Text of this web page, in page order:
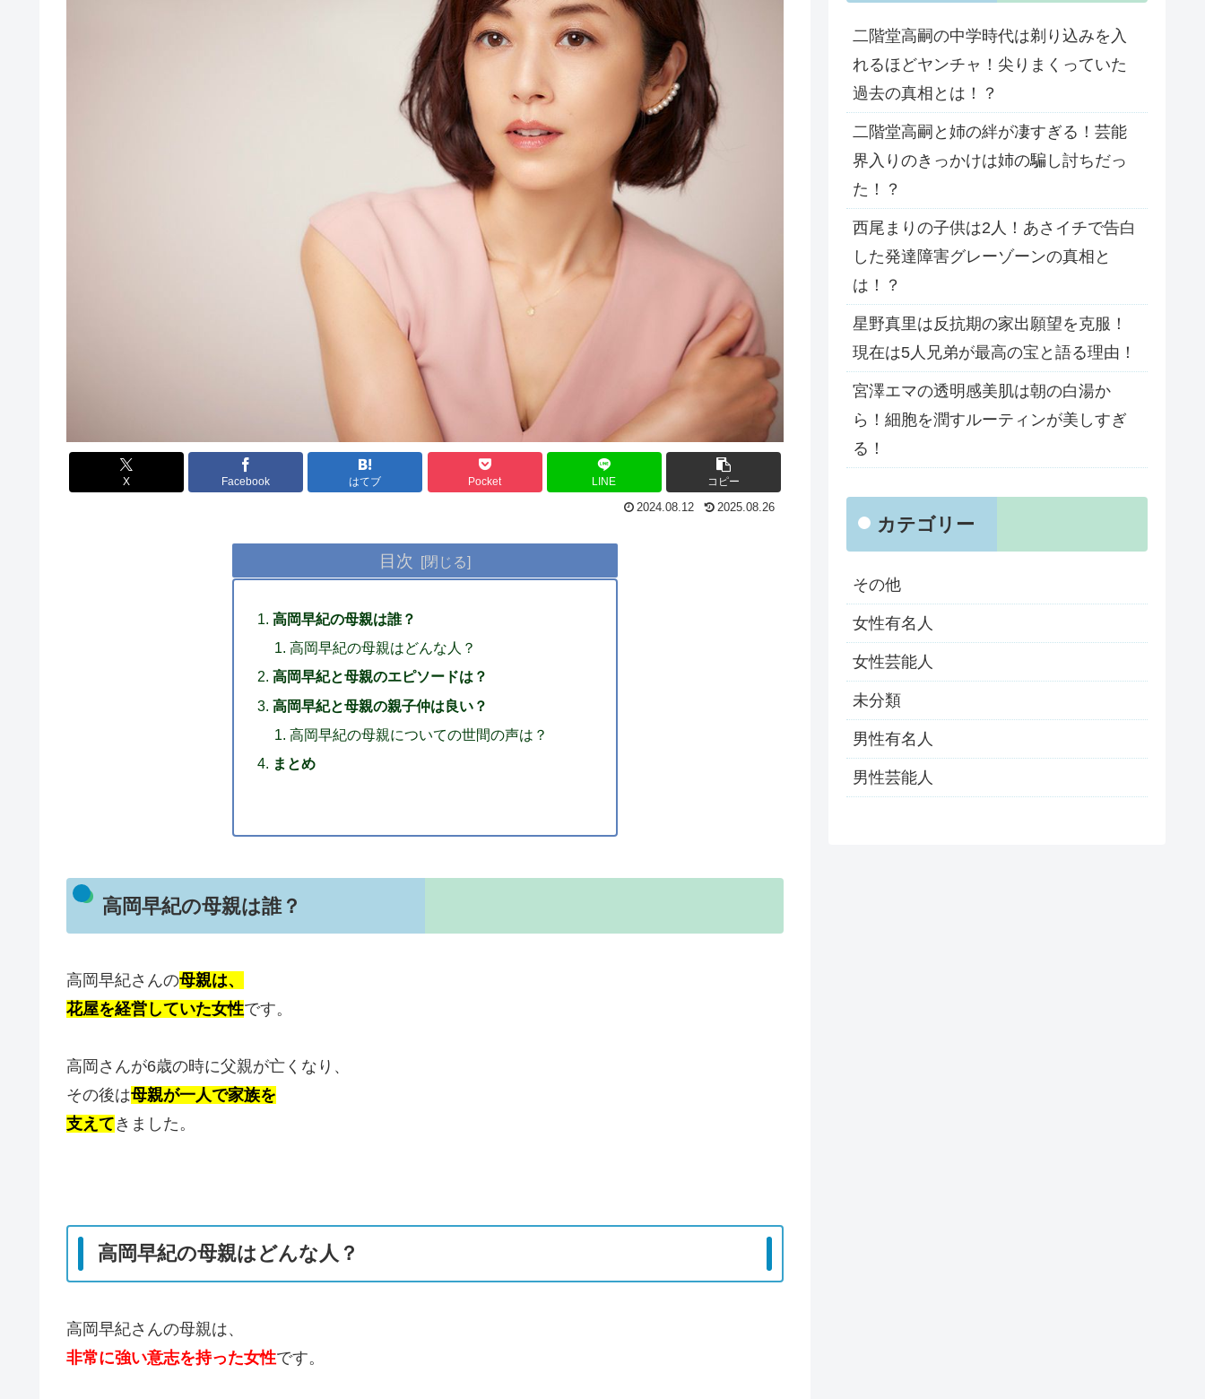
X Facebook はてブ Pocket LINE コピー
2024.08.12 2025.08.26
目次
高岡早紀の母親は誰？
高岡早紀の母親はどんな人？
高岡早紀と母親のエピソードは？
高岡早紀と母親の親子仲は良い？
高岡早紀の母親についての世間の声は？
まとめ
高岡早紀の母親は誰？
高岡早紀さんの母親は、
花屋を経営していた女性です。
高岡さんが6歳の時に父親が亡くなり、
その後は母親が一人で家族を
支えてきました。
高岡早紀の母親はどんな人？
高岡早紀さんの母親は、
非常に強い意志を持った女性です。
二階堂高嗣の中学時代は剃り込みを入
れるほどヤンチャ！尖りまくっていた
過去の真相とは！？
二階堂高嗣と姉の絆が凄すぎる！芸能
界入りのきっかけは姉の騙し討ちだっ
た！？
西尾まりの子供は2人！あさイチで告白
した発達障害グレーゾーンの真相と
は！？
星野真里は反抗期の家出願望を克服！
現在は5人兄弟が最高の宝と語る理由！
宮澤エマの透明感美肌は朝の白湯か
ら！細胞を潤すルーティンが美しすぎ
る！
カテゴリー
その他
女性有名人
女性芸能人
未分類
男性有名人
男性芸能人